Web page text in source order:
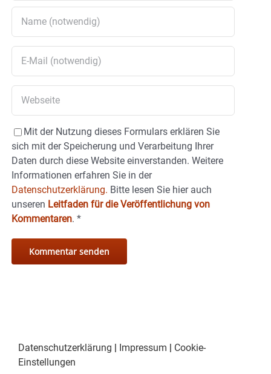
Mit der Nutzung dieses Formulars erklären Sie
sich mit der Speicherung und Verarbeitung Ihrer
Daten durch diese Website einverstanden. Weitere
Informationen erfahren Sie in der
Datenschutzerklärung. Bitte lesen Sie hier auch
unseren Leitfaden für die Veröffentlichung von
Kommentaren. *
Datenschutzerklärung | Impressum | Cookie-
Einstellungen